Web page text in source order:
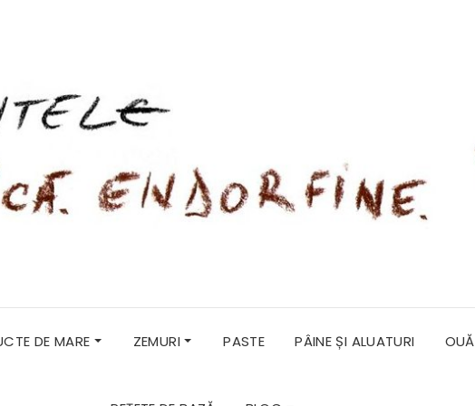
DE MARE ZEMURI PASTE PÂINE ȘI ALUATURI OUĂ